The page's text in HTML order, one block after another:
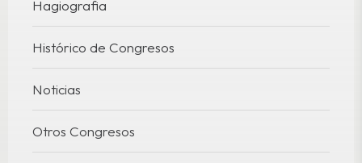
Hagiografia
Histórico de Congresos
Noticias
Otros Congresos